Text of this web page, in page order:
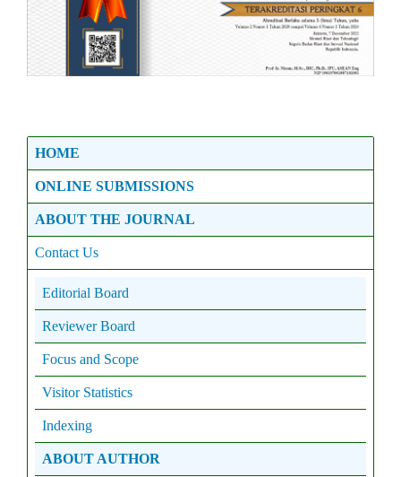
HOME
ONLINE SUBMISSIONS
ABOUT THE JOURNAL
Contact Us
Editorial Board
Reviewer Board
Focus and Scope
Visitor Statistics
Indexing
ABOUT AUTHOR